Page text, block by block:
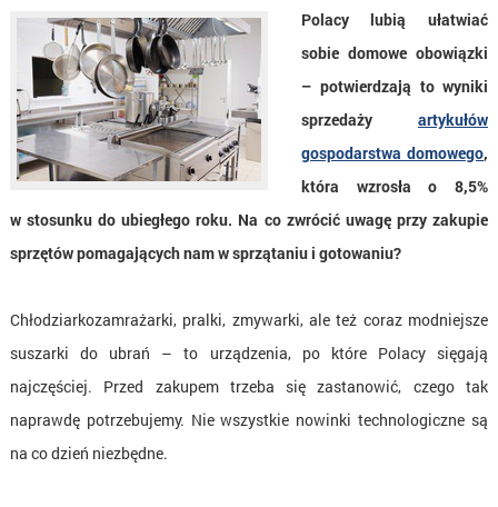
Polacy lubią ułatwiać
sobie domowe obowiązki
– potwierdzają to wyniki
sprzedażyartykułów
gospodarstwa domowego,
która wzrosła o 8,5%
w stosunku do ubiegłego roku. Na co zwrócić uwagę przy zakupie
sprzętów pomagających nam w sprzątaniu i gotowaniu?
Chłodziarkozamrażarki, pralki, zmywarki, ale też coraz modniejsze
suszarki do ubrań – to urządzenia, po które Polacy sięgają
najczęściej. Przed zakupem trzeba się zastanowić, czego tak
naprawdę potrzebujemy. Nie wszystkie nowinki technologiczne są
na co dzień niezbędne.